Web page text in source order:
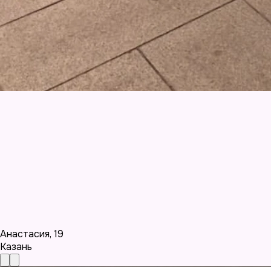
Анастасия, 19
Казань